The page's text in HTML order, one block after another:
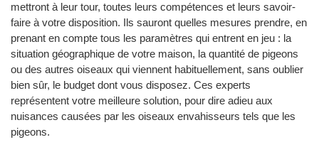
mettront à leur tour, toutes leurs compétences et leurs savoir-
faire à votre disposition. Ils sauront quelles mesures prendre, en
prenant en compte tous les paramètres qui entrent en jeu : la
situation géographique de votre maison, la quantité de pigeons
ou des autres oiseaux qui viennent habituellement, sans oublier
bien sûr, le budget dont vous disposez. Ces experts
représentent votre meilleure solution, pour dire adieu aux
nuisances causées par les oiseaux envahisseurs tels que les
pigeons.